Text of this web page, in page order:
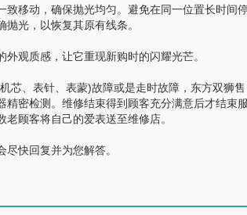
移动，确保抛光均匀。避免在同一位置长时间
光，以恢复其原有线条。
观质感，让它重现新购时的闪耀光芒。
、表针、表蒙)故障或是走时故障，东方双狮售
密检测。维修结束得到顾客充分满意后才结束
顾客将自己的爱表送至维修店。
快回复并为您解答。